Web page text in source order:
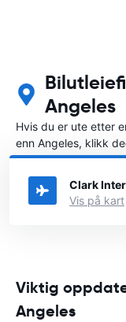
Angeles
Hvis du er ute etter
enn Angeles, klikk
du kan velge byen i
Clark
Vis på kart
Viktig
Angeles